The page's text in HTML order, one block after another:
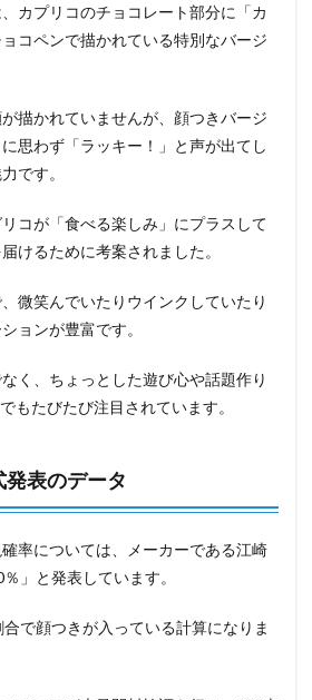
カプリコのチョコレート部分に「カ
コペンで描かれている特別なバージ
描かれていませんが、顔つきバージ
思わず「ラッキー！」と声が出てし
です。
コが「食べる楽しみ」にプラスして
けるために考案されました。
微笑んでいたりウインクしていたり
ョンが豊富です。
く、ちょっとした遊び心や話題作り
もたびたび注目されています。
表のデータ
率については、メーカーである江崎
」と発表しています。
で顔つきが入っている計算になりま